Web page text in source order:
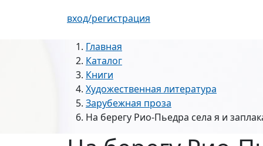
вход/регистрация
Главная
Каталог
Книги
Художественная литература
Зарубежная проза
На берегу Рио-Пьедра села я и